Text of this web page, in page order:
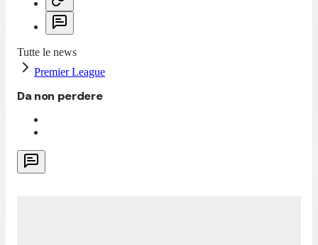
Tutte le news
Premier League
Da non perdere